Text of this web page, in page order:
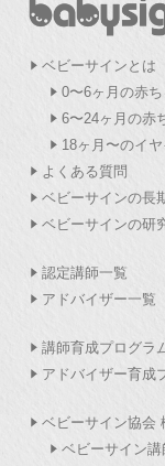
ベビーサインとは
0〜6ヶ月の赤
6〜24ヶ月の赤
18ヶ月〜のイ
よくある質問
ベビーサインの長
ベビーサインの研
認定講師一覧
アドバイザー一覧
講師育成プログラ
アドバイザー育成
ベビーサイン協会
ベビーサイン講